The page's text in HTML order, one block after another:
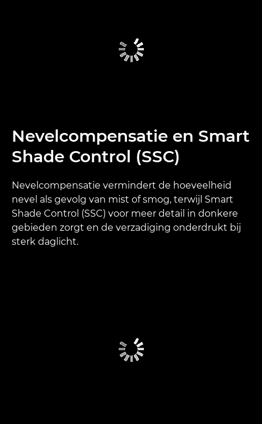
Nevelcompensatie en Smart
Shade Control (SSC)
Nevelcompensatie vermindert de hoeveelheid
nevel als gevolg van mist of smog, terwijl Smart
Shade Control (SSC) voor meer detail in donkere
gebieden zorgt en de verzadiging onderdrukt bij
sterk daglicht.